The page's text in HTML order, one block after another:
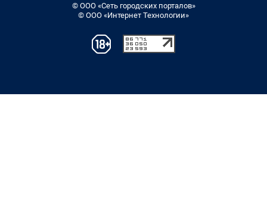
© ООО «Сеть городских порталов»
© ООО «Интернет Технологии»